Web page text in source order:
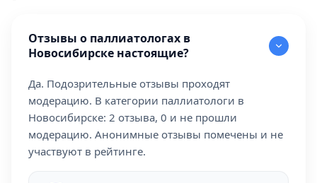
Отзывы о паллиатологах в
Новосибирске настоящие?
Да. Подозрительные отзывы проходят
модерацию. В категории паллиатологи в
Новосибирске: 2 отзыва, 0 и не прошли
модерацию. Анонимные отзывы помечены и не
участвуют в рейтинге.